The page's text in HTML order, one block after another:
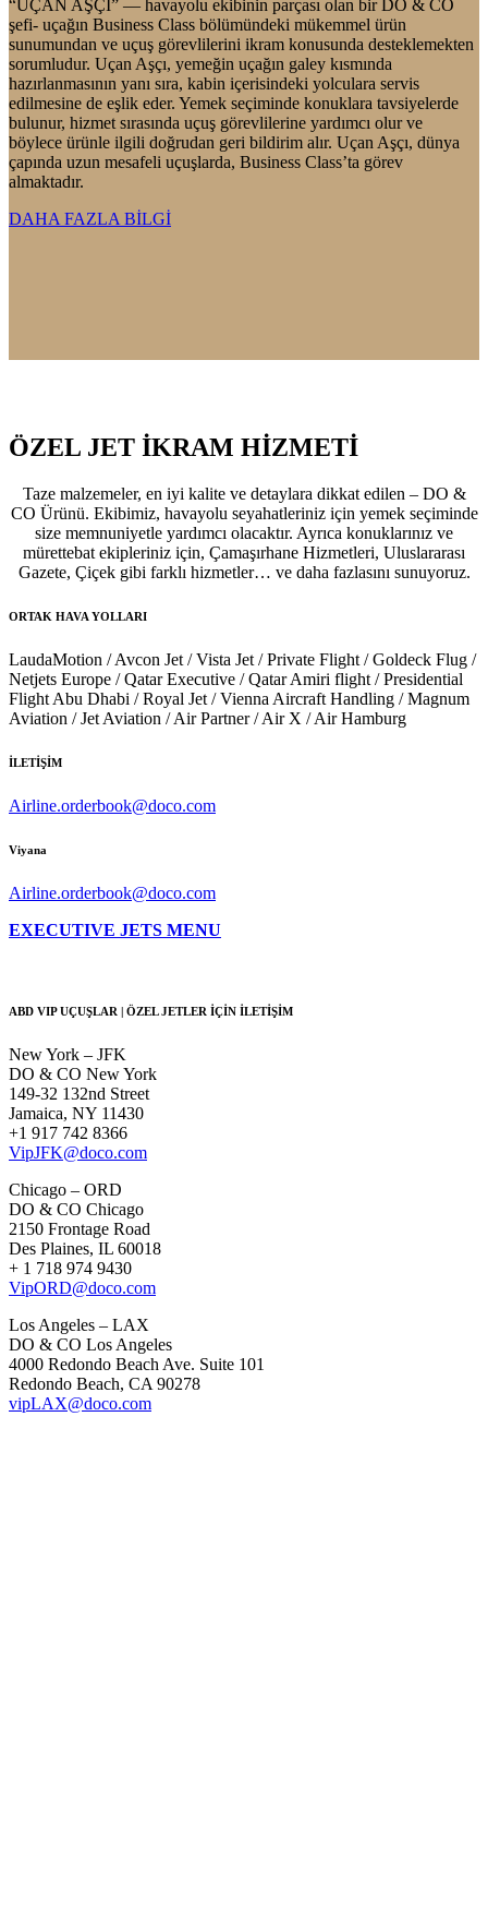
“UÇAN AŞÇI” — havayolu ekibinin parçası olan bir DO & CO
şefi- uçağın Business Class bölümündeki mükemmel ürün
sunumundan ve uçuş görevlilerini ikram konusunda desteklemekten
sorumludur. Uçan Aşçı, yemeğin uçağın galey kısmında
hazırlanmasının yanı sıra, kabin içerisindeki yolculara servis
edilmesine de eşlik eder. Yemek seçiminde konuklara tavsiyelerde
bulunur, hizmet sırasında uçuş görevlilerine yardımcı olur ve
böylece ürünle ilgili doğrudan geri bildirim alır. Uçan Aşçı, dünya
çapında uzun mesafeli uçuşlarda, Business Class’ta görev
almaktadır.
DAHA FAZLA BİLGİ
ÖZEL JET İKRAM HİZMETİ
Taze malzemeler, en iyi kalite ve detaylara dikkat edilen – DO &
CO Ürünü. Ekibimiz, havayolu seyahatleriniz için yemek seçiminde
size memnuniyetle yardımcı olacaktır. Ayrıca konuklarınız ve
mürettebat ekipleriniz için, Çamaşırhane Hizmetleri, Uluslararası
Gazete, Çiçek gibi farklı hizmetler… ve daha fazlasını sunuyoruz.
ORTAK HAVA YOLLARI
LaudaMotion / Avcon Jet / Vista Jet / Private Flight / Goldeck Flug /
Netjets Europe / Qatar Executive / Qatar Amiri flight / Presidential
Flight Abu Dhabi / Royal Jet / Vienna Aircraft Handling / Magnum
Aviation / Jet Aviation / Air Partner / Air X / Air Hamburg
İLETİŞİM
Airline.orderbook@doco.com
Viyana
Airline.orderbook@doco.com
EXECUTIVE JETS MENU
ABD VIP UÇUŞLAR | ÖZEL JETLER İÇİN İLETİŞİM
New York – JFK
DO & CO New York
149-32 132nd Street
Jamaica, NY 11430
+1 917 742 8366
VipJFK@doco.com
Chicago – ORD
DO & CO Chicago
2150 Frontage Road
Des Plaines, IL 60018
+ 1 718 974 9430
VipORD@doco.com
Los Angeles – LAX
DO & CO Los Angeles
4000 Redondo Beach Ave. Suite 101
Redondo Beach, CA 90278
vipLAX@doco.com